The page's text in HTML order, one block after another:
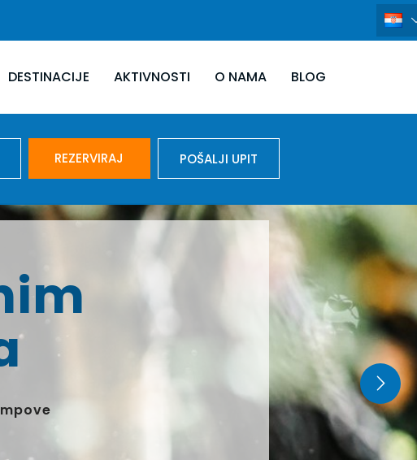
DESTINACIJE AKTIVNOSTI O NAMA BLOG
SURF
Pelješcu!
REZERVIRAJ POŠALJI UPIT